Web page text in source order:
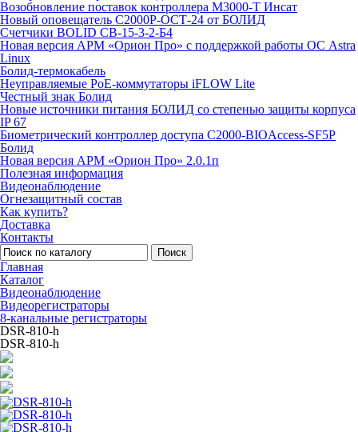
Возобновление поставок контроллера М3000-Т Инсат
Новый оповещатель С2000Р-ОСТ-24 от БОЛИД
Счетчики BOLID СВ-15-3-2-Б4
Новая версия АРМ «Орион Про» с поддержкой работы ОС Astra
Linux
Болид-термокабель
Неуправляемые PoE-коммутаторы iFLOW Lite
Честный знак Болид
Новые источники питания БОЛИД со степенью защиты корпуса
IP 67
Биометрический контроллер доступа С2000-BIOAccess-SF5P
Болид
Новая версия АРМ «Орион Про» 2.0.1п
Полезная информация
Видеонаблюдение
Огнезащитный состав
Как купить?
Доставка
Контакты
Поиск
Главная
Каталог
Видеонаблюдение
Видеорегистраторы
8-канальные регистраторы
DSR-810-h
DSR-810-h